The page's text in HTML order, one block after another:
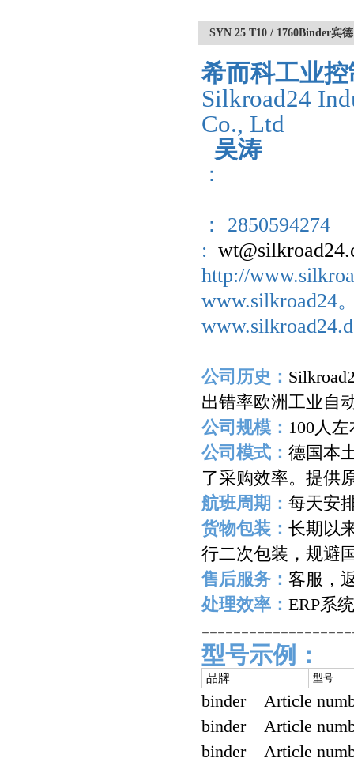
SYN 25 T10 / 1760Binder宾
希而科工业
Silkroad24
Co., Ltd
吴涛
：
： 2850594274
:
http://
www.silkroad24
公司历史：
出错率欧洲工业自
公司规模： 100人左
公司模式： 德国本
了采购效率。提供
航班周期： 每天安
货物包装： 长期以
行二次包装，规避
售后服务： 客服，
处理效率： ERP系
型号示例：
品牌 型号
binder Article
binder Article
binder Article